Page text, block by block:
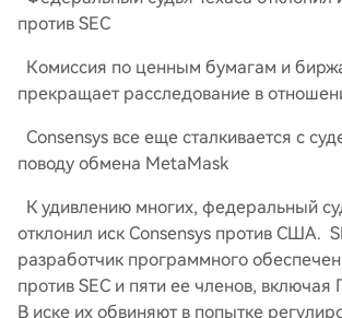
против SEC
Комиссия по ценным бумагам и
прекращает расследование в
Consensys все еще сталкивается с
поводу обмена MetaMask
К удивлению многих, федеральный
отклонил иск Consensys против США.
разработчик программного
против SEC и пяти ее членов, включая
В иске их обвиняют в попытке